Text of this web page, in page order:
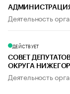
Деятельность
ДЕЙСТВУЕТ
СОВЕТ
ОКРУГА
Деятельность